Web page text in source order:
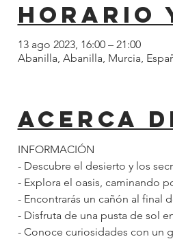
Horario
13 ago 2023, 16:00 – 21:00
Abanilla, Abanilla, Murcia,
Acerca
INFORMACIÓN
- Descubre el desierto y los
- Explora el oasis, caminando
- Encontrarás un cañón al final
- Disfruta de una pusta de sol
- Conoce curiosidades con un